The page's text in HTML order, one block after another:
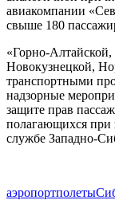
авиакомпании
свыше 180
«Горно-Алтайской,
Новокузнецкой,
транспортными
надзорные
защите прав
полагающихся при
службе Западно-
аэропортполеты